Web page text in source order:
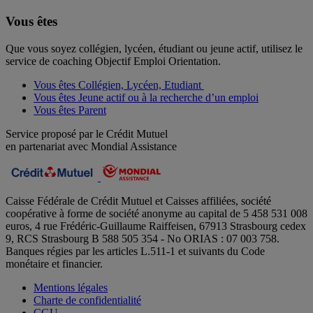
Vous êtes
Que vous soyez collégien, lycéen, étudiant ou jeune actif, utilisez le
service de coaching Objectif Emploi Orientation.
Vous êtes Collégien, Lycéen, Etudiant
Vous êtes Jeune actif ou à la recherche d’un emploi
Vous êtes Parent
Service proposé par le Crédit Mutuel
en partenariat avec Mondial Assistance
Caisse Fédérale de Crédit Mutuel et Caisses affiliées, société
coopérative à forme de société anonyme au capital de 5 458 531 008
euros, 4 rue Frédéric-Guillaume Raiffeisen, 67913 Strasbourg cedex
9, RCS Strasbourg B 588 505 354 - No ORIAS : 07 003 758.
Banques régies par les articles L.511-1 et suivants du Code
monétaire et financier.
Mentions légales
Charte de confidentialité